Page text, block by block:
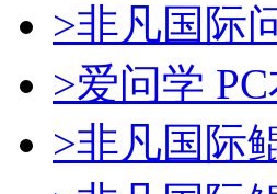
>非凡国际
>爱问学
>非凡国际